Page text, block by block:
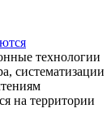
технологии
систематизации
на территории